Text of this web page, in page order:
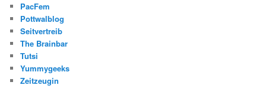
PacFem
Pottwalblog
Seitvertreib
The Brainbar
Tutsi
Yummygeeks
Zeitzeugin